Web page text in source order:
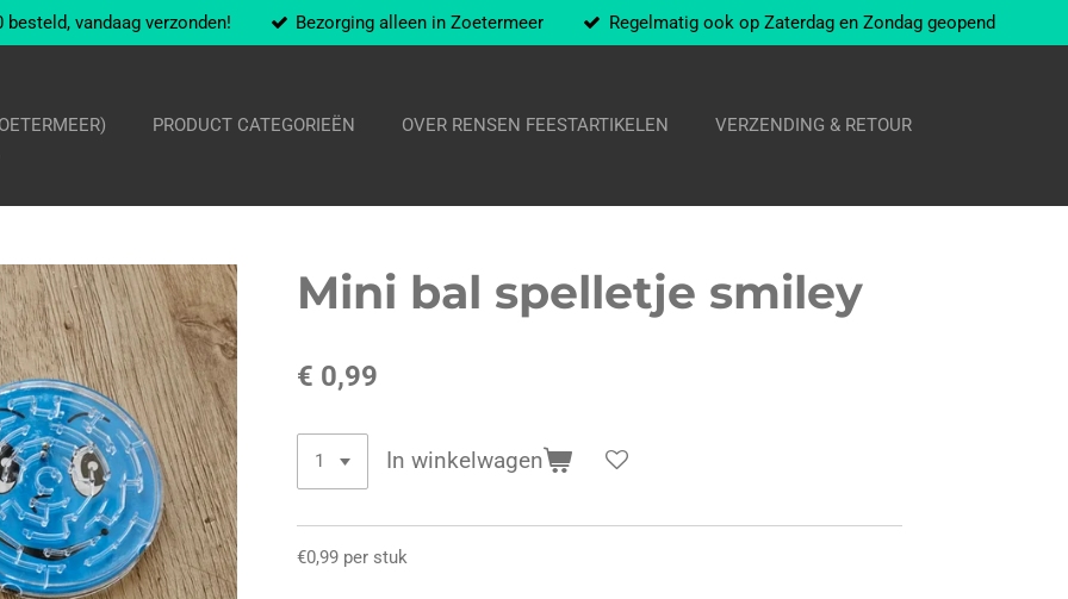
besteld, vandaag verzonden! Bezorging alleen in Zoetermeer Regelmatig ook op Zaterdag en Zondag geopend
PRODUCT CATEGORIEËN OVER RENSEN FEESTARTIKELEN
VERZENDING & RETOUR
Mini bal spelletje smiley
€ 0,99
In winkelwagen
€0,99 per stuk